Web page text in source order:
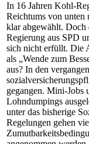
In 16 Jahren Kohl-
Reichtums von unten
klar abgewählt. Doch
Regierung aus SPD
sich nicht erfüllt. Die
als „Wende zum
aus? In den
gegangen. Mini-Jobs
Lohndumpings
unter das bisherige
Regelungen gehen